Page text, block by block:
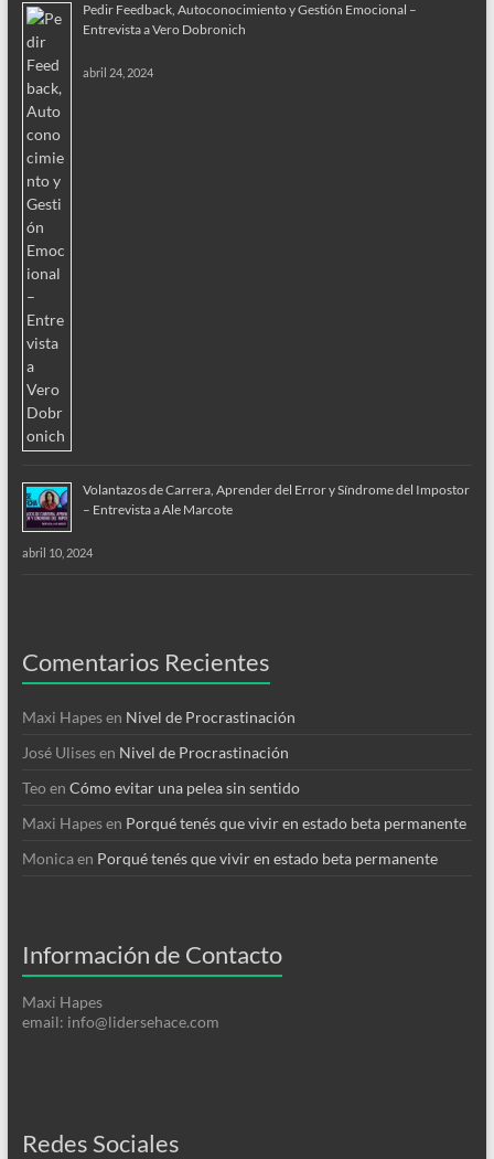
Pedir Feedback, Autoconocimiento y Gestión Emocional –
Entrevista a Vero Dobronich
abril 24, 2024
Volantazos de Carrera, Aprender del Error y Síndrome del Impostor
– Entrevista a Ale Marcote
abril 10, 2024
Comentarios Recientes
Maxi Hapesen Nivel de Procrastinación
José Ulisesen Nivel de Procrastinación
Teo en Cómo evitar una pelea sin sentido
Maxi Hapesen Porqué tenés que vivir en estado beta permanente
Monicaen Porqué tenés que vivir en estado beta permanente
Información de Contacto
Maxi Hapes
email: info@lidersehace.com
Redes Sociales